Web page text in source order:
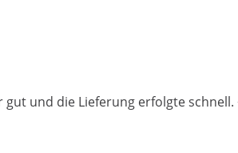
und die Lieferung erfolgte schnell.